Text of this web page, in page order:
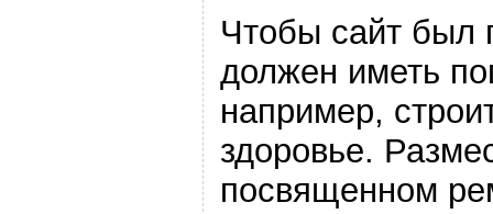
Чтобы сайт
должен иметь
например,
здоровье.
посвященном